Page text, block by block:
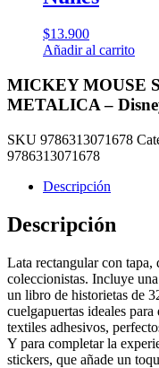
$13.900
Añadir al carrito
MICKEY MOUSE
METALICA –
SKU 9786313071678
9786313071678
Descripción
Descripción
Lata rectangular con
coleccionistas. Incluye
un libro de historietas de
cuelgapuertas ideales
textiles adhesivos,
Y para completar la
stickers, que añade un